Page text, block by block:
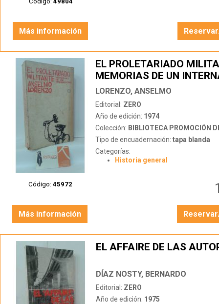
Más información
Código: 45972
EL PROLETARIADO
MEMORIAS DE UN
LORENZO, ANSELMO
Editorial: ZERO
Año de edición: 1974
Colección: BIBLIOTECA PROMOCIÓN
Tipo de encuadernación: tapa blanda
Categorías:
Historia general
Más información
EL AFFAIRE DE LAS
DÍAZ NOSTY, BERNARDO
Editorial: ZERO
Año de edición: 1975